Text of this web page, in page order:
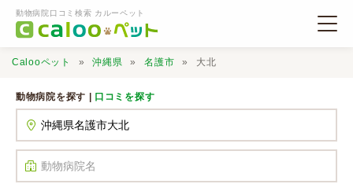
動物病院口コミ検索 カルーペット
Calooペット 沖縄県 名護市 大北
動物病院を探す | 口コミを探す